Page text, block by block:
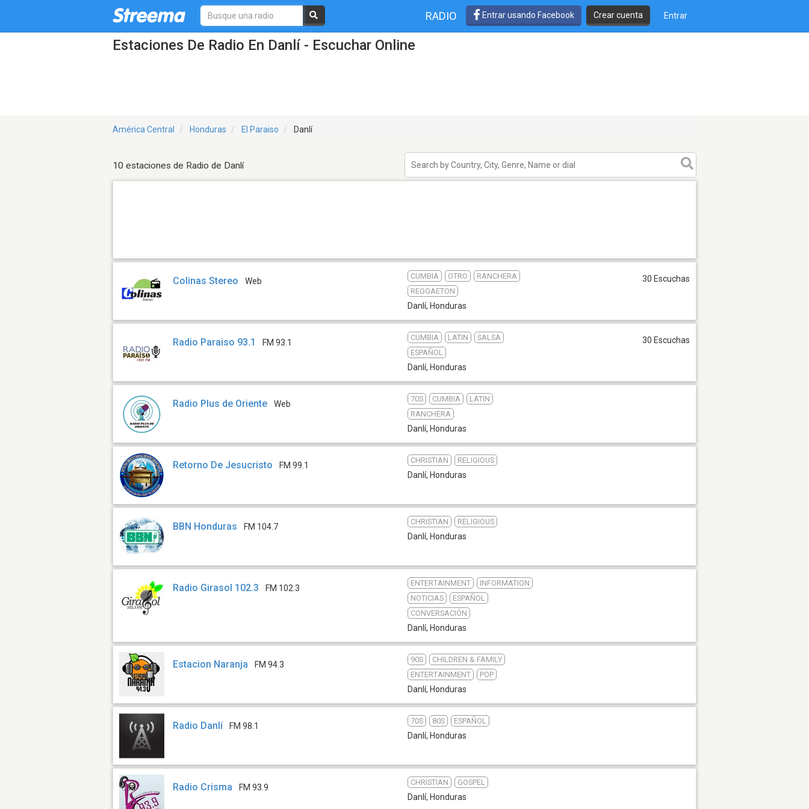
RADIO Entrar usando Facebook Crear cuenta Entrar
Estaciones De Radio En Danlí - Escuchar Online
América Central Honduras El Paraiso Danlí
10 estaciones de Radio de Danlí
Colinas Stereo Web
CUMBIA OTRO
RANCHERA
REGGAETON
Danlí, Honduras
30 Escuchas
Radio Paraiso 93.1 FM 93.1
CUMBIA LATIN
SALSA
ESPAÑOL
Danlí, Honduras
30 Escuchas
Radio Plus de Oriente Web
70S CUMBIA
LATIN
RANCHERA
Danlí, Honduras
Retorno De Jesucristo FM 99.1
CHRISTIAN RELIGIOUS
Danlí, Honduras
BBN Honduras FM 104.7
CHRISTIAN RELIGIOUS
Danlí, Honduras
Radio Girasol 102.3 FM 102.3
ENTERTAINMENT
INFORMATION
NOTICIAS
ESPAÑOL
CONVERSACIÓN
Danlí, Honduras
Estacion Naranja FM 94.3
90S
CHILDREN & FAMILY
ENTERTAINMENT
POP
Danlí, Honduras
Radio Danlí FM 98.1
70S 80S ESPAÑOL
Danlí, Honduras
Radio Crisma FM 93.9
CHRISTIAN GOSPEL
Danlí, Honduras